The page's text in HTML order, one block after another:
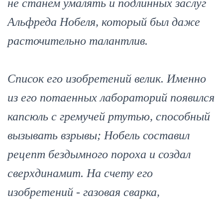
не станем умалять и подлинных заслуг
Альфреда Нобеля, который был даже
расточительно талантлив.
Список его изобретений велик. Именно
из его потаенных лабораторий появился
капсюль с гремучей ртутью, способный
вызывать взрывы; Нобель составил
рецепт бездымного пороха и создал
сверхдинамит. На счету его
изобретений - газовая сварка,